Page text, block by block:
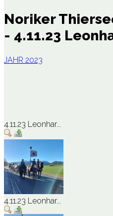
Noriker
- 4.11.23
JAHR 2023
4.11.23 Leonhar...
4.11.23 Leonhar...